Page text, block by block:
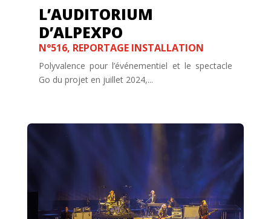
L’AUDITORIUM
D’ALPEXPO
N°516, REPORTAGE INSTALLATION
Polyvalence pour l’événementiel et le spectacle
Go du projet en juillet 2024,...